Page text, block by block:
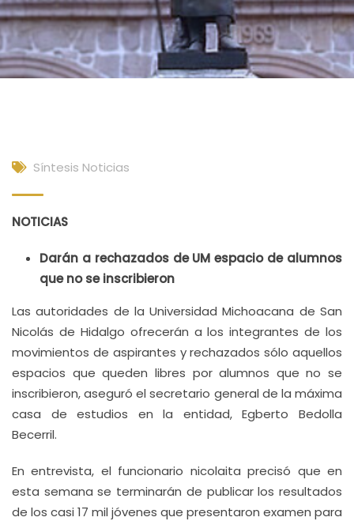
Síntesis Noticias
NOTICIAS
Darán a rechazados de UM espacio de alumnos
que no se inscribieron
Las autoridades de la Universidad Michoacana de San
Nicolás de Hidalgo ofrecerán a los integrantes de los
movimientos de aspirantes y rechazados sólo aquellos
espacios que queden libres por alumnos que no se
inscribieron, aseguró el secretario general de la máxima
casa de estudios en la entidad, Egberto Bedolla
Becerril.
En entrevista, el funcionario nicolaita precisó que en
esta semana se terminarán de publicar los resultados
de los casi 17 mil jóvenes que presentaron examen para